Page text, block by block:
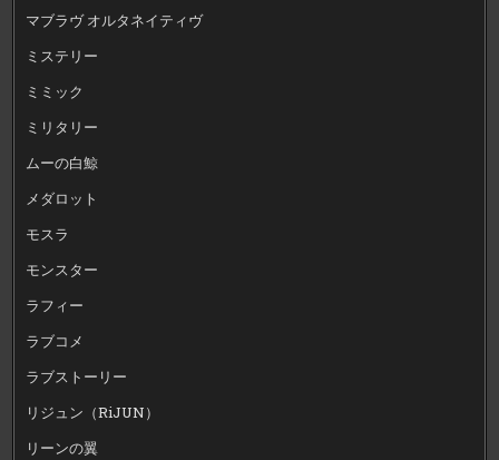
マブラヴ オルタネイティヴ
ミステリー
ミミック
ミリタリー
ムーの白鯨
メダロット
モスラ
モンスター
ラフィー
ラブコメ
ラブストーリー
リジュン（RiJUN）
リーンの翼